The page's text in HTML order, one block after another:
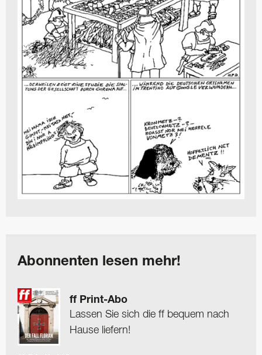
Abonnenten lesen mehr!
ff Print-Abo
Lassen Sie sich die ff bequem nach
Hause liefern!